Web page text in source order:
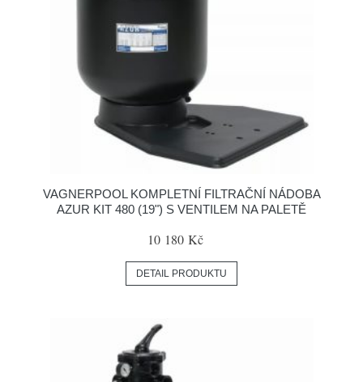
VAGNERPOOL KOMPLETNÍ FILTRAČNÍ NÁDOBA
AZUR KIT 480 (19") S VENTILEM NA PALETĚ
10 180 Kč
DETAIL PRODUKTU